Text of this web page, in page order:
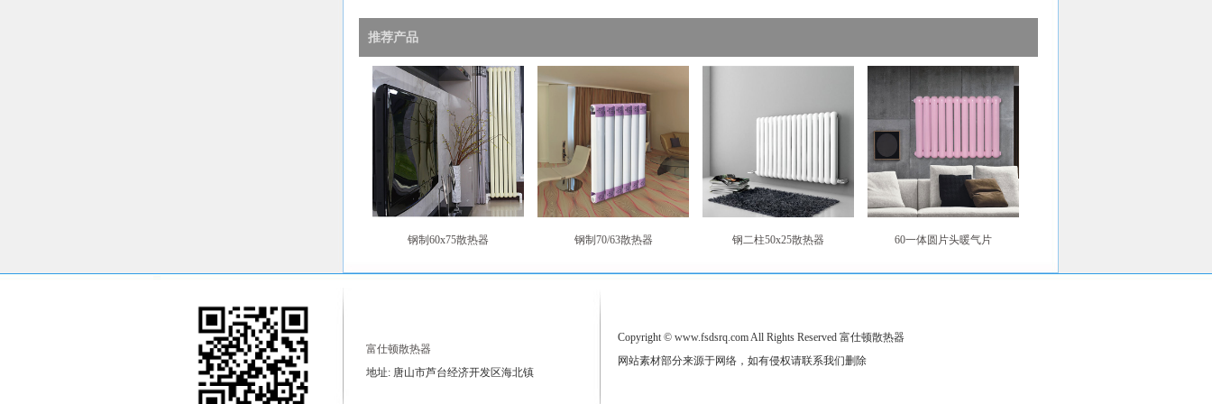
推荐产品
钢制60x75散热器 钢制70/63散热器 钢二柱50x25散热器 60一体圆片头暖气片
富仕顿散热器
地址: 唐山市芦台经济开发区海北镇
Copyright © www.fsdsrq.com All Rights Reserved 富仕顿散热器
网站素材部分来源于网络，如有侵权请联系我们删除